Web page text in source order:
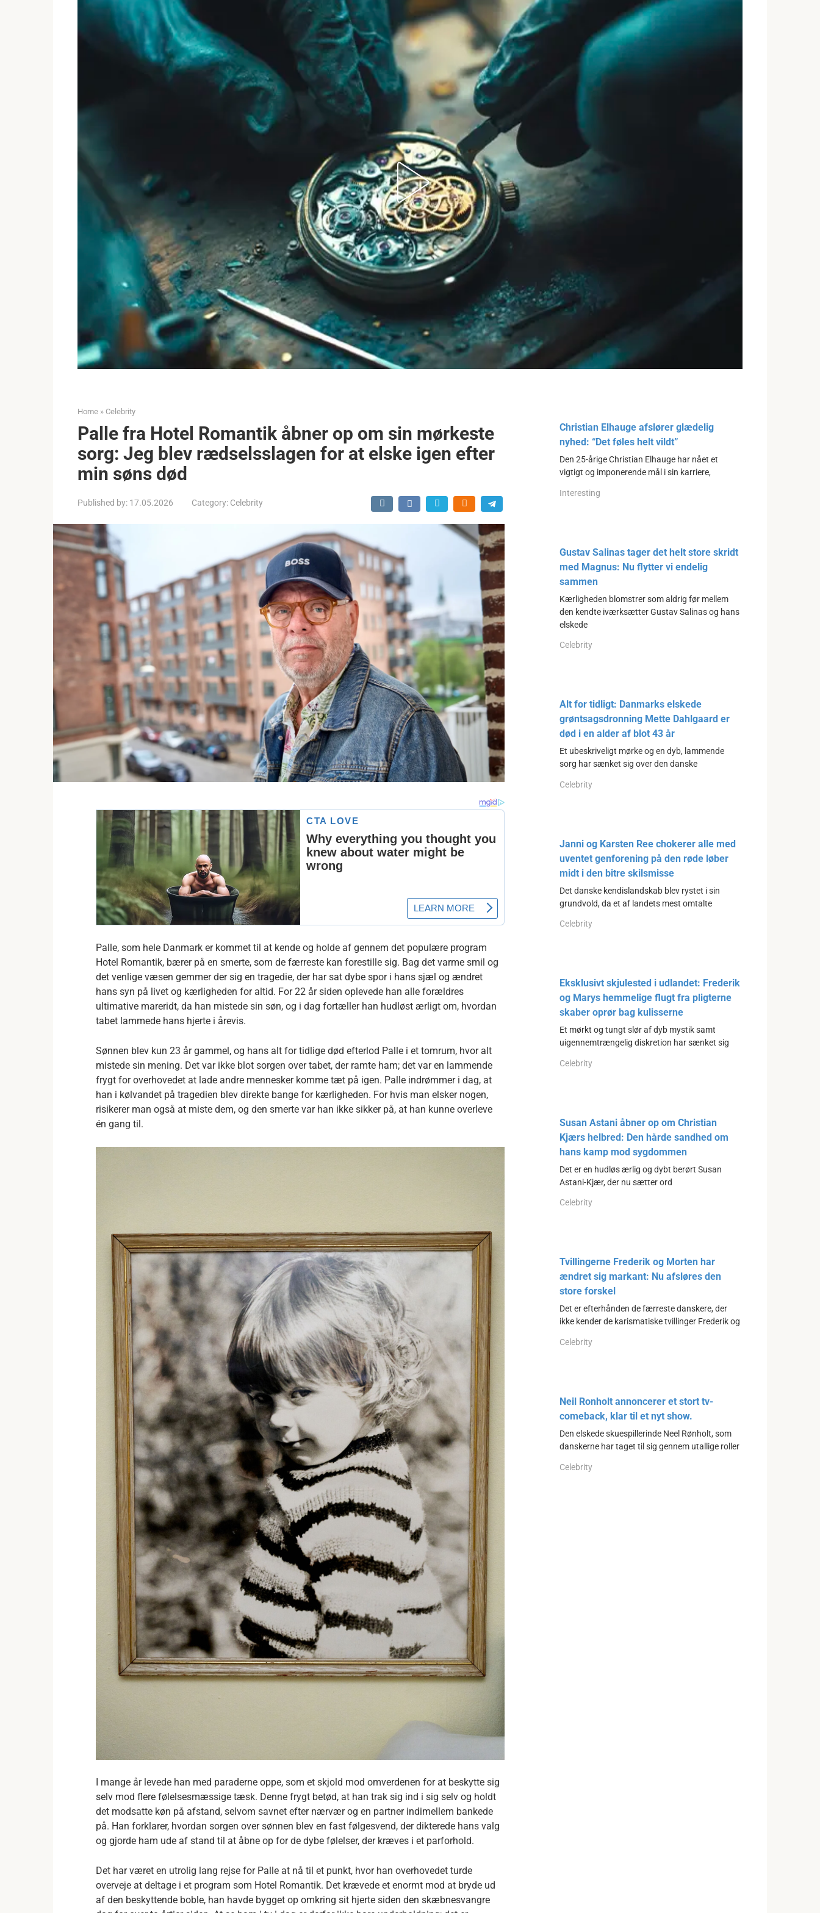
Home » Celebrity
Palle fra Hotel Romantik åbner op om sin mørkeste
sorg: Jeg blev rædselsslagen for at elske igen efter
min søns død
Published by: 17.05.2026 Category: Celebrity
Palle, som hele Danmark er kommet til at kende og holde af gennem det populære program
Hotel Romantik, bærer på en smerte, som de færreste kan forestille sig. Bag det varme smil og
det venlige væsen gemmer der sig en tragedie, der har sat dybe spor i hans sjæl og ændret
hans syn på livet og kærligheden for altid. For 22 år siden oplevede han alle forældres
ultimative mareridt, da han mistede sin søn, og i dag fortæller han hudløst ærligt om, hvordan
tabet lammede hans hjerte i årevis.
Sønnen blev kun 23 år gammel, og hans alt for tidlige død efterlod Palle i et tomrum, hvor alt
mistede sin mening. Det var ikke blot sorgen over tabet, der ramte ham; det var en lammende
frygt for overhovedet at lade andre mennesker komme tæt på igen. Palle indrømmer i dag, at
han i kølvandet på tragedien blev direkte bange for kærligheden. For hvis man elsker nogen,
risikerer man også at miste dem, og den smerte var han ikke sikker på, at han kunne overleve
én gang til.
I mange år levede han med paraderne oppe, som et skjold mod omverdenen for at beskytte sig
selv mod flere følelsesmæssige tæsk. Denne frygt betød, at han trak sig ind i sig selv og holdt
det modsatte køn på afstand, selvom savnet efter nærvær og en partner indimellem bankede
på. Han forklarer, hvordan sorgen over sønnen blev en fast følgesvend, der dikterede hans valg
og gjorde ham ude af stand til at åbne op for de dybe følelser, der kræves i et parforhold.
Det har været en utrolig lang rejse for Palle at nå til et punkt, hvor han overhovedet turde
overveje at deltage i et program som Hotel Romantik. Det krævede et enormt mod at bryde ud
af den beskyttende boble, han havde bygget op omkring sit hjerte siden den skæbnesvangre
Christian Elhauge afslører glædelig
nyhed: “Det føles helt vildt”
Den 25-årige Christian Elhauge har nået et
vigtigt og imponerende mål i sin karriere,
Interesting
Gustav Salinas tager det helt store skridt
med Magnus: Nu flytter vi endelig
sammen
Kærligheden blomstrer som aldrig før mellem
den kendte iværksætter Gustav Salinas og hans
elskede
Celebrity
Alt for tidligt: Danmarks elskede
grøntsagsdronning Mette Dahlgaard er
død i en alder af blot 43 år
Et ubeskriveligt mørke og en dyb, lammende
sorg har sænket sig over den danske
Celebrity
Janni og Karsten Ree chokerer alle med
uventet genforening på den røde løber
midt i den bitre skilsmisse
Det danske kendislandskab blev rystet i sin
grundvold, da et af landets mest omtalte
Celebrity
Eksklusivt skjulested i udlandet: Frederik
og Marys hemmelige flugt fra pligterne
skaber oprør bag kulisserne
Et mørkt og tungt slør af dyb mystik samt
uigennemtrængelig diskretion har sænket sig
Celebrity
Susan Astani åbner op om Christian
Kjærs helbred: Den hårde sandhed om
hans kamp mod sygdommen
Det er en hudløs ærlig og dybt berørt Susan
Astani-Kjær, der nu sætter ord
Celebrity
Tvillingerne Frederik og Morten har
ændret sig markant: Nu afsløres den
store forskel
Det er efterhånden de færreste danskere, der
ikke kender de karismatiske tvillinger Frederik og
Celebrity
Neil Ronholt annoncerer et stort tv-
comeback, klar til et nyt show.
Den elskede skuespillerinde Neel Rønholt, som
danskerne har taget til sig gennem utallige roller
Celebrity